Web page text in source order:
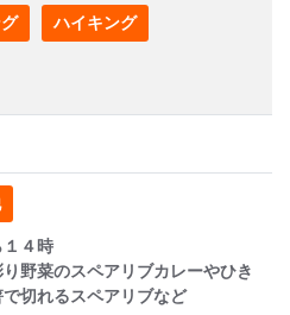
ハイキング
４時
野菜のスペアリブカレーやひき
切れるスペアリブなど